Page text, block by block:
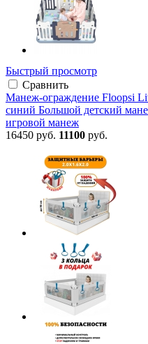
Быстрый просмотр
Сравнить
Манеж-ограждение Floopsi
синий Большой детский
игровой манеж
16450 руб. 11100 руб.